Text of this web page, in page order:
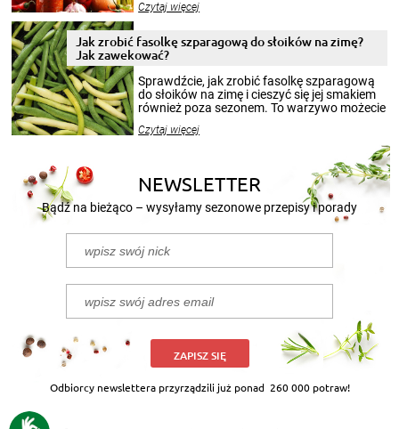
krajobrazów, by cieszyć nimi oko w sezonie
pełni poczuć atmosferę cieplejszych
miesięcy. Przygotowanie słoików ze
patenty, które pozwolą zachować świeżość
przetworów.
Czytaj więcej
Jak zrobić fasolkę szparagową do słoików na zimę?
Jak zawekować?
Sprawdźcie, jak zrobić fasolkę szparagową
do słoików na zimę i cieszyć się jej smakiem
również poza sezonem. To warzywo możecie
nasze propozycje!
Czytaj więcej
NEWSLETTER
Bądź na bieżąco – wysyłamy sezonowe przepisy i porady
ZAPISZ SIĘ
Odbiorcy newslettera przyrządzili już ponad 260 000 potraw!